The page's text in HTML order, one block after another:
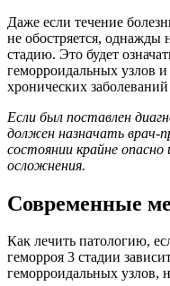
Даже если течение
не обостряется,
стадию. Это будет
геморроидальных узлов
хронических
Если был поставлен
должен назначать врач-
состоянии крайне
осложнения.
Современные
Как лечить патологию,
геморроя 3 стадии
геморроидальных узлов,